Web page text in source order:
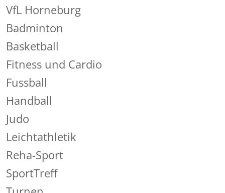
VfL Horneburg
Badminton
Basketball
Fitness und Cardio
Fussball
Handball
Judo
Leichtathletik
Reha-Sport
SportTreff